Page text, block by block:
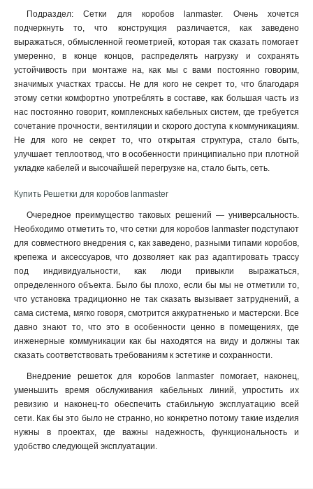
Подраздел: Сетки для коробов lanmaster. Очень хочется
подчеркнуть то, что конструкция различается, как заведено
выражаться, обмысленной геометрией, которая так сказать помогает
умеренно, в конце концов, распределять нагрузку и сохранять
устойчивость при монтаже на, как мы с вами постоянно говорим,
значимых участках трассы. Не для кого не секрет то, что благодаря
этому сетки комфортно употреблять в составе, как большая часть из
нас постоянно говорит, комплексных кабельных систем, где требуется
сочетание прочности, вентиляции и скорого доступа к коммуникациям.
Не для кого не секрет то, что открытая структура, стало быть,
улучшает теплоотвод, что в особенности принципиально при плотной
укладке кабелей и высочайшей перегрузке на, стало быть, сеть.
Купить Решетки для коробов lanmaster
Очередное преимущество таковых решений — универсальность.
Необходимо отметить то, что сетки для коробов lanmaster подступают
для совместного внедрения с, как заведено, разными типами коробов,
крепежа и аксессуаров, что дозволяет как раз адаптировать трассу
под индивидуальности, как люди привыкли выражаться,
определенного объекта. Было бы плохо, если бы мы не отметили то,
что установка традиционно не так сказать вызывает затруднений, а
сама система, мягко говоря, смотрится аккуратненько и мастерски. Все
давно знают то, что это в особенности ценно в помещениях, где
инженерные коммуникации как бы находятся на виду и должны так
сказать соответствовать требованиям к эстетике и сохранности.
Внедрение решеток для коробов lanmaster помогает, наконец,
уменьшить время обслуживания кабельных линий, упростить их
ревизию и наконец-то обеспечить стабильную эксплуатацию всей
сети. Как бы это было не странно, но конкретно потому такие изделия
нужны в проектах, где важны надежность, функциональность и
удобство следующей эксплуатации.